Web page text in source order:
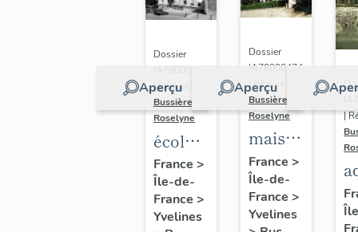
Aperçu
Dossier
| Réalisé par
Bussière
Roselyne
école
primaire
de
filles,
France >
Île-de-
France >
Yvelines
Aperçu
Dossier
IA78000474
| Réalisé par
Bussière
Roselyne
maison
dite
villa
Saint
Marie
France >
Île-de-
France >
Yvelines
|